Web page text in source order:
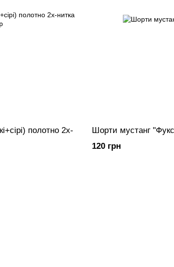
полотно 2х-
Шорти мустанг
120 грн